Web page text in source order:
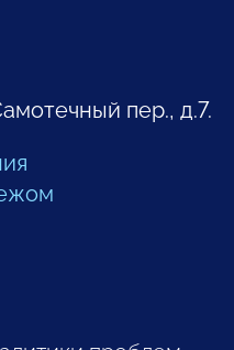
пер., д.7.